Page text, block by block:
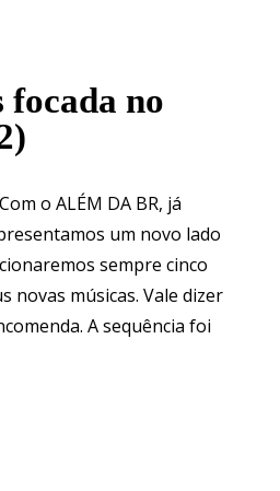
no
o ALÉM DA BR, já
um novo lado
sempre cinco
novas músicas. Vale dizer
A sequência foi